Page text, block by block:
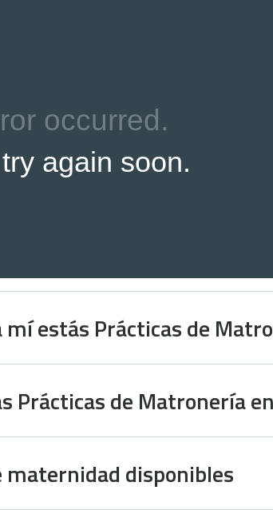
mí estás Prácticas de
Prácticas de Matronería
maternidad disponibles